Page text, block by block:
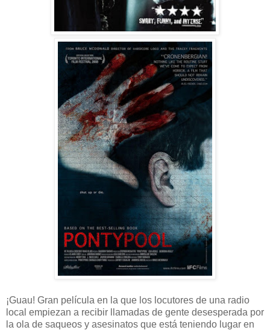
¡Guau! Gran película en la que los locutores de una radio
local empiezan a recibir llamadas de gente desesperada por
la ola de saqueos y asesinatos que está teniendo lugar en